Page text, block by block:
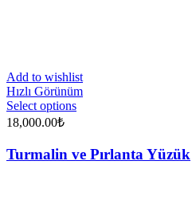
Add to wishlist
Hızlı Görünüm
Select options
18,000.00₺
Turmalin ve Pırlanta Yüzük